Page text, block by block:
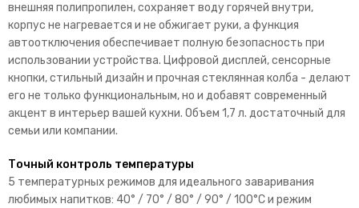
внешняя полипропилен, сохраняет воду горячей внутри,
корпус не нагревается и не обжигает руки, а функция
автоотключения обеспечивает полную безопасность при
использовании устройства. Цифровой дисплей, сенсорные
кнопки,стильный дизайн и прочная стеклянная колба - делают
его не только функциональным, но и добавят современный
акцент в интерьер вашей кухни. Объем 1,7 л. достаточный для
семьи или компании.
Точный контроль температуры
5 температурных режимов для идеального заваривания
любимых напитков: 40° / 70° / 80° / 90° / 100°C и режим